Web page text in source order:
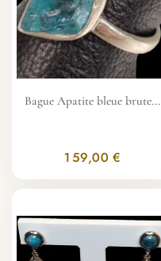
Bague Apatite bleue brute...
159,00 €